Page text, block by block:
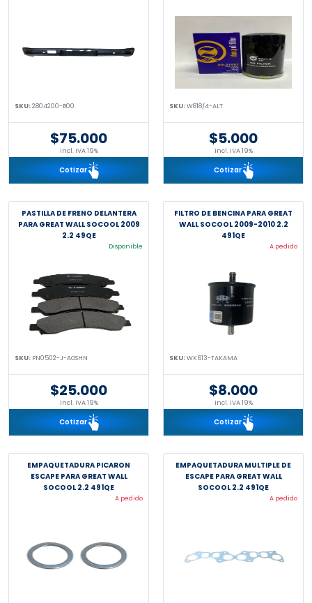
SKU:2804200-B00
$75.000
incl. IVA 19%
Cotizar
SKU:W818/4-ALT
$5.000
incl. IVA 19%
Cotizar
PASTILLA DE FRENO DELANTERA
PARA GREAT WALL SOCOOL 2009
2.2 49QE
Disponible
SKU: PN0502-J-AOSHN
$25.000
incl. IVA 19%
Cotizar
FILTRO DE BENCINA PARA GREAT
WALL SOCOOL 2009-2010 2.2
491QE
A pedido
SKU:WK613-TAKAMA
$8.000
incl. IVA 19%
Cotizar
EMPAQUETADURA PICARON
ESCAPE PARA GREAT WALL
SOCOOL 2.2 491QE
A pedido
EMPAQUETADURA MULTIPLE DE
ESCAPE PARA GREAT WALL
SOCOOL 2.2 491QE
A pedido